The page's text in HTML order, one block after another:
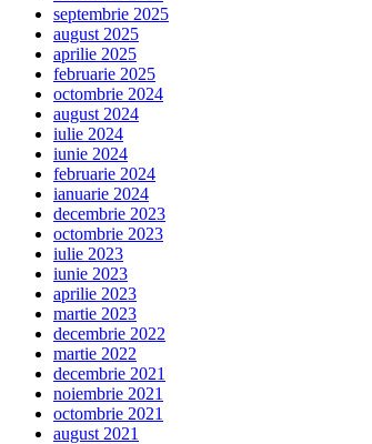
septembrie 2025
august 2025
aprilie 2025
februarie 2025
octombrie 2024
august 2024
iulie 2024
iunie 2024
februarie 2024
ianuarie 2024
decembrie 2023
octombrie 2023
iulie 2023
iunie 2023
aprilie 2023
martie 2023
decembrie 2022
martie 2022
decembrie 2021
noiembrie 2021
octombrie 2021
august 2021